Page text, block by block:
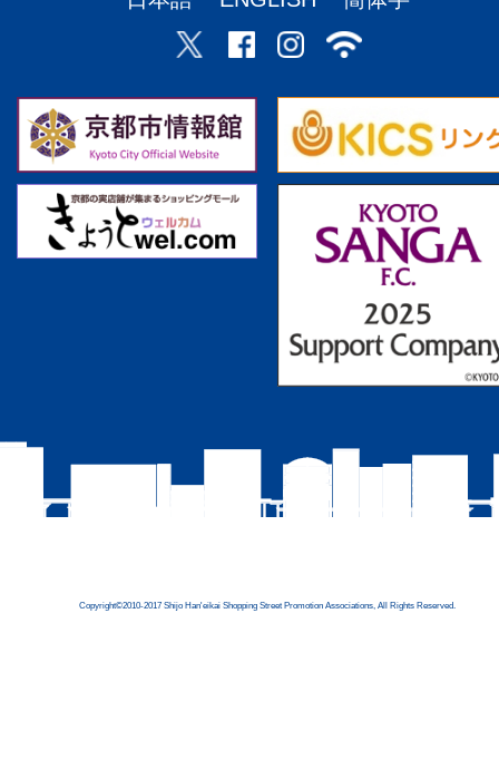
Copyright©2010-2017 Shijo Han'eikai Shopping Street Promotion Associations, All Rights Reserved.